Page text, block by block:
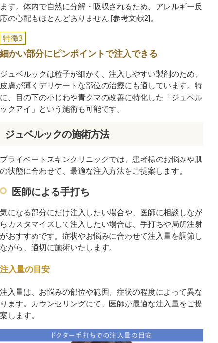
ます。体内で自然に分解・吸収されるため、アレルギー反
応の心配もほとんどありません [参考文献2]。
特徴3
細かい部分にピンポイントで注入できる
ジュベルックは粒子が細かく、注入しやすい製剤のため、
皮膚が薄くデリケートな部位の治療にも適しています。特
に、目の下の小じわや青クマの改善に特化した「ジュベル
ックアイ」という施術も可能です。
ジュベルックの施術方法
プライベートスキンクリニックでは、患者様のお悩みや肌
の状態に合わせて、最適な注入方法をご提案します。
医師による手打ち
気になる部分にだけ注入したい場合や、医師に相談しなが
らカスタマイズして注入したい場合は、手打ちや局所注射
がおすすめです。症状やお悩みに合わせて注入量を調節し
ながら、適切に施術いたします。
注入量の目安
注入量は、お悩みの部位や範囲、症状の程度によって異な
ります。カウンセリングにて、医師が最適な注入量をご提
案します。